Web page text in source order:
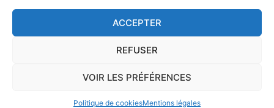
ACCEPTER
REFUSER
VOIR LES PRÉFÉRENCES
Politique de cookiesMentions légales
Stade Sébastien Charléty(25 km)
Parc Zoologique de Paris(26 km)